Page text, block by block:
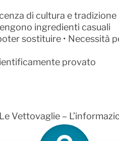
di cultura e tradizione
ingredienti casuali
sostituire • Necessità
provato
Vettovaglie –